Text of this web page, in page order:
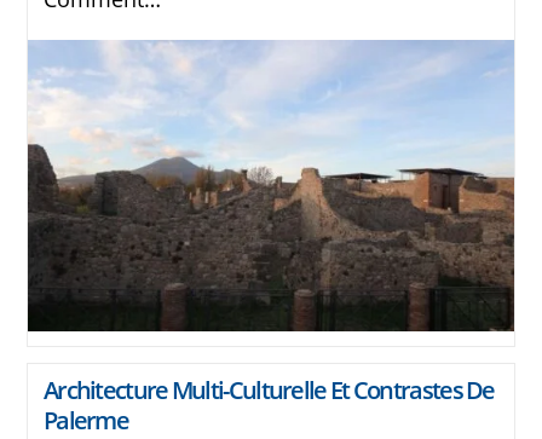
Architecture Multi-Culturelle Et Contrastes De
Palerme